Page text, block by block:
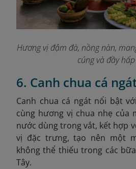
Hương vị đậm đà, nồng nàn,
cúng và đầy
6. Canh chua cá
Canh chua cá ngát nổi bật
cùng hương vị chua nhẹ của
nước dùng trong vắt, kết hợp
vị đặc trưng, tạo nên một
không thể thiếu trong các
Tây.